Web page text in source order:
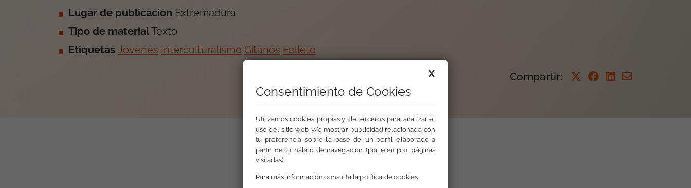
Lugar de publicación Extremadura
Tipo de material Texto
Etiquetas Jovenes Interculturalismo Gitanos Folleto
Compartir:
X
Consentimiento de Cookies
Utilizamos cookies propias y de terceros para analizar el
uso del sitio web y/o mostrar publicidad relacionada con
tu preferencia sobre la base de un perfil elaborado a
partir de tu hábito de navegación (por ejemplo, páginas
visitadas).
Para más información consulta la política de cookies.